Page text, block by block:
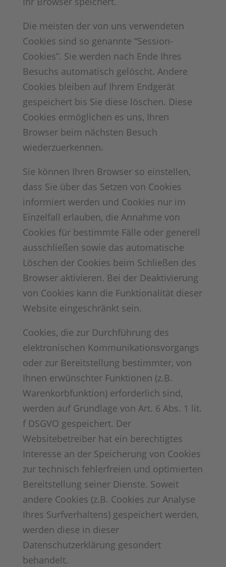
Die meisten der von uns verwendeten
Cookies sind so genannte “Session-
Cookies”. Sie werden nach Ende Ihres
Besuchs automatisch gelöscht. Andere
Cookies bleiben auf Ihrem Endgerät
gespeichert bis Sie diese löschen. Diese
Cookies ermöglichen es uns, Ihren
Browser beim nächsten Besuch
wiederzuerkennen.
Sie können Ihren Browser so einstellen,
dass Sie über das Setzen von Cookies
informiert werden und Cookies nur im
Einzelfall erlauben, die Annahme von
Cookies für bestimmte Fälle oder generell
ausschließen sowie das automatische
Löschen der Cookies beim Schließen des
Browser aktivieren. Bei der Deaktivierung
von Cookies kann die Funktionalität dieser
Website eingeschränkt sein.
Cookies, die zur Durchführung des
elektronischen Kommunikationsvorgangs
oder zur Bereitstellung bestimmter, von
Ihnen erwünschter Funktionen (z.B.
Warenkorbfunktion) erforderlich sind,
werden auf Grundlage von Art. 6 Abs. 1 lit.
f DSGVO gespeichert. Der
Websitebetreiber hat ein berechtigtes
Interesse an der Speicherung von Cookies
zur technisch fehlerfreien und optimierten
Bereitstellung seiner Dienste. Soweit
andere Cookies (z.B. Cookies zur Analyse
Ihres Surfverhaltens) gespeichert werden,
werden diese in dieser
Datenschutzerklärung gesondert
behandelt.